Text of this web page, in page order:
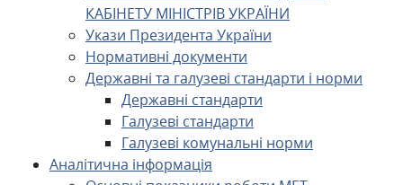
КАБІНЕТУ МІНІСТРІВ УКРАЇНИ
Укази Президента України
Нормативні документи
Державні та галузеві стандарти і норми
Державні стандарти
Галузеві стандарти
Галузеві комунальні норми
Аналітична інформація